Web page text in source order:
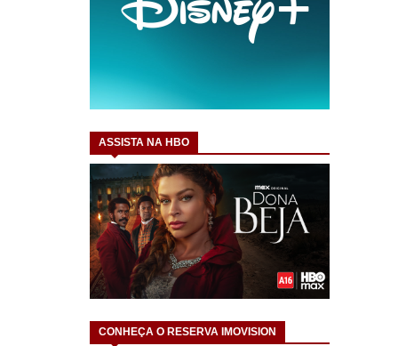
ASSISTA NA HBO
CONHEÇA O RESERVA IMOVISION